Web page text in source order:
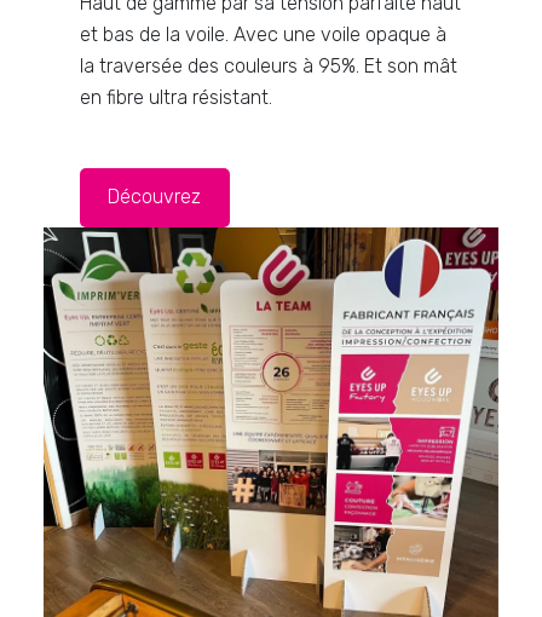
et bas de la voile. Avec une voile opaque à
la traversée des couleurs à 95%. Et son mât
en fibre ultra résistant.
Découvrez